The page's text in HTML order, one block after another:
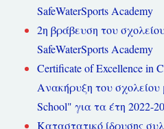
SafeWaterSports Academy
2η βράβευση του
SafeWaterSports Academy
Certificate of Excellence in
Ανακήρυξη του σχολείου
School" για τα έτη 2022-
Καταστατικό ίδρυσης